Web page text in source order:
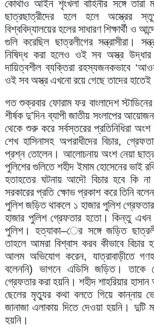
কোথাও আইন শৃংখলা বাহিনীর সঙ্গে তারা
ছাত্রছাত্রীদের
হলে হলে অস্ত্রের
বিশ্ববিদ্যালয়ের হলের সাধারণ শিক্ষার্থী ও
গুলি করেছিল ছাত্রলীগের সন্ত্রাসীরা।
নিষিদ্ধ করা হলেও ওই সব অস্ত্র উদ্ধার
দায়িত্বশীল ব্যক্তিরা রহস্যজনকভাবে‘
ওই সব অস্ত্র এখনো রয়ে গেছে তাদের
গত শুক্রবার ফোরাম ফর বাংলাদেশ স্টাডিনের
শীর্ষক দু’দিন ব্যাপী জাতীয় সংলাপের আয়োজন
থেকে শুরু করে সর্বস্তরের প্রতিনিধিরা অংশ
শেখ হাসিনাসহ অপরাধীদের বিচার,
প্রশ্ন তোলেন। আলোচনায় অংশ নেয়া
পুলিশের গুলিতে শহীদ ইমাম হোসেনের ভাই
হতাহতের ঘটনায় আদৌ বিচার হবে কি না
সরকারের প্রতি ক্ষোভ প্রকাশ করে তিনি বলেন
পুলিশ জড়িত থাকলে ১ হাজার পুলিশ গ্রেফতার
হাজার পুলিশ গ্রেফতার হতো। কিন্তু এখন
পুলিশ।
হত্যাকা–ের সঙ্গে জড়িত
তাহলে আমরা বিশ্বাস করব কীভাবে বিচার
আলম অভিযোগ করেন, যাত্রাবাড়ীতে
বলেননি)ভাগনে এডিসি জড়িত। তাকে
গ্রেফতার করা হয়নি। শহীদ শাহরিয়ার হাসান
ছেলের মৃত্যুর কথা বলতে গিয়ে কান্নায়
জানাজা এলাকায় দিতে দেওয়া হয়নি। দুটি
হয়নি।